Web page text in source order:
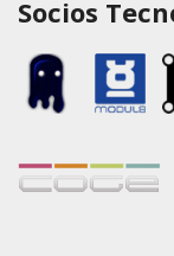
Socios